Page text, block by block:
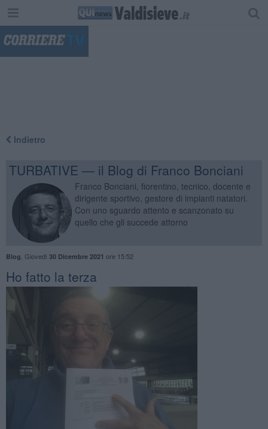
Indietro
TURBATIVE — il Blog di Franco Bonciani
Franco Bonciani, fiorentino, tecnico, docente e
dirigente sportivo, gestore di impianti natatori.
Con uno sguardo attento e scanzonato su
quello che gli succede attorno
Blog Giovedì 30 Dicembre 2021 ore 15:52
Ho fatto la terza